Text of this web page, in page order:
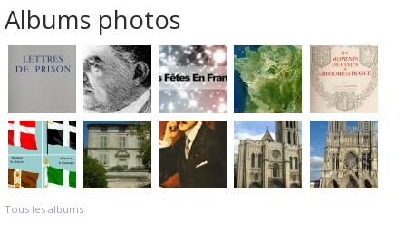
Albums photos
Tous les albums